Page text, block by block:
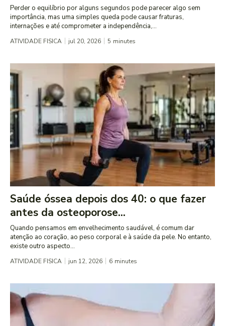
Perder o equilíbrio por alguns segundos pode parecer algo sem
importância, mas uma simples queda pode causar fraturas,
internações e até comprometer a independência,...
ATIVIDADE FISICA jul 20, 2026 5 minutes
Saúde óssea depois dos 40: o que fazer
antes da osteoporose...
Quando pensamos em envelhecimento saudável, é comum dar
atenção ao coração, ao peso corporal e à saúde da pele. No entanto,
existe outro aspecto...
ATIVIDADE FISICA jun 12, 2026 6 minutes